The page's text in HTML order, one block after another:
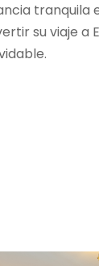
tranquila
su viaje a